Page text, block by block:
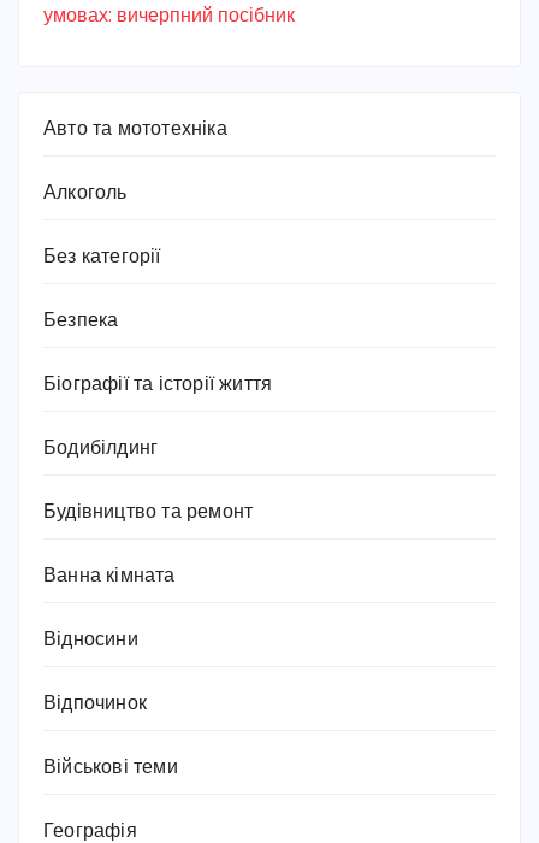
умовах: вичерпний посібник
Авто та мототехніка
Алкоголь
Без категорії
Безпека
Біографії та історії життя
Бодибілдинг
Будівництво та ремонт
Ванна кімната
Відносини
Відпочинок
Військові теми
Географія